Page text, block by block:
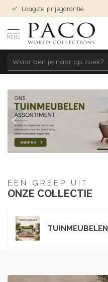
Laagste prijsgarantie
MENU
EEN GREEP UIT
ONZE COLLECTIE
TUINMEUBELEN